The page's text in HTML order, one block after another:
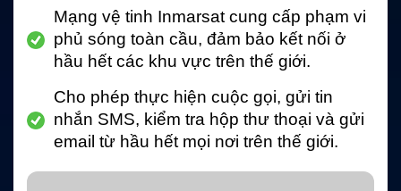
Mạng vệ tinh Inmarsat cung cấp phạm vi
phủ sóng toàn cầu, đảm bảo kết nối ở
hầu hết các khu vực trên thế giới.
Cho phép thực hiện cuộc gọi, gửi tin
nhắn SMS, kiểm tra hộp thư thoại và gửi
email từ hầu hết mọi nơi trên thế giới.